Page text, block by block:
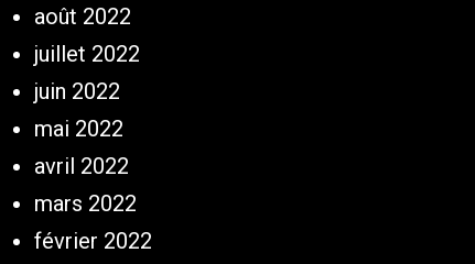
août 2022
juillet 2022
juin 2022
mai 2022
avril 2022
mars 2022
février 2022